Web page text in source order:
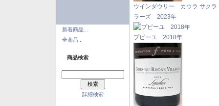
新着商品...
全商品...
商品検索
詳細検索
ウインダウリー カウラ サクラ
ラーズ 2023年
プピーユ 2018年